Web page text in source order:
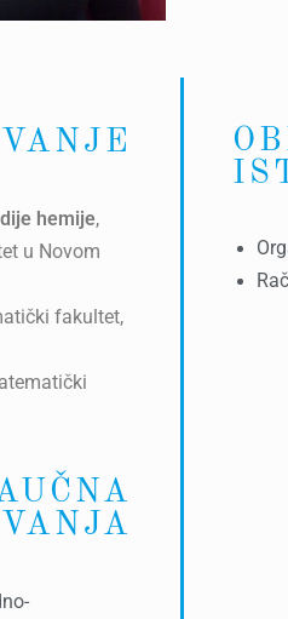
hemije,
u Novom
fakultet,